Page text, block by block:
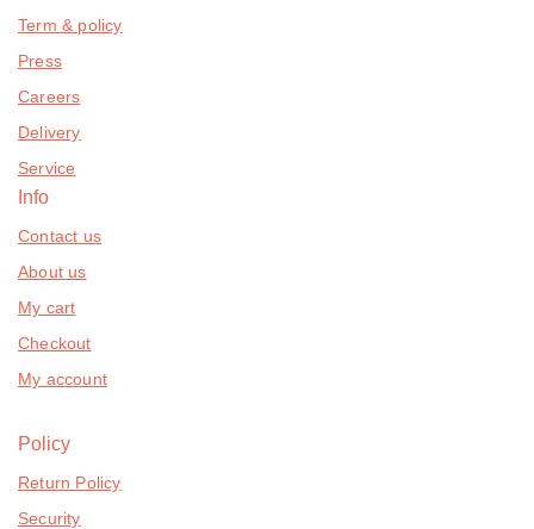
Term & policy
Press
Careers
Delivery
Service
Info
Contact us
About us
My cart
Checkout
My account
Policy
Return Policy
Security